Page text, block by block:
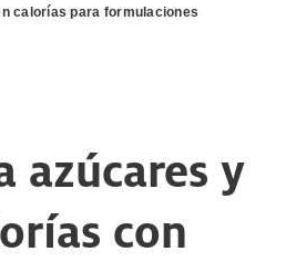
calorías para formulaciones
azúcares y
con